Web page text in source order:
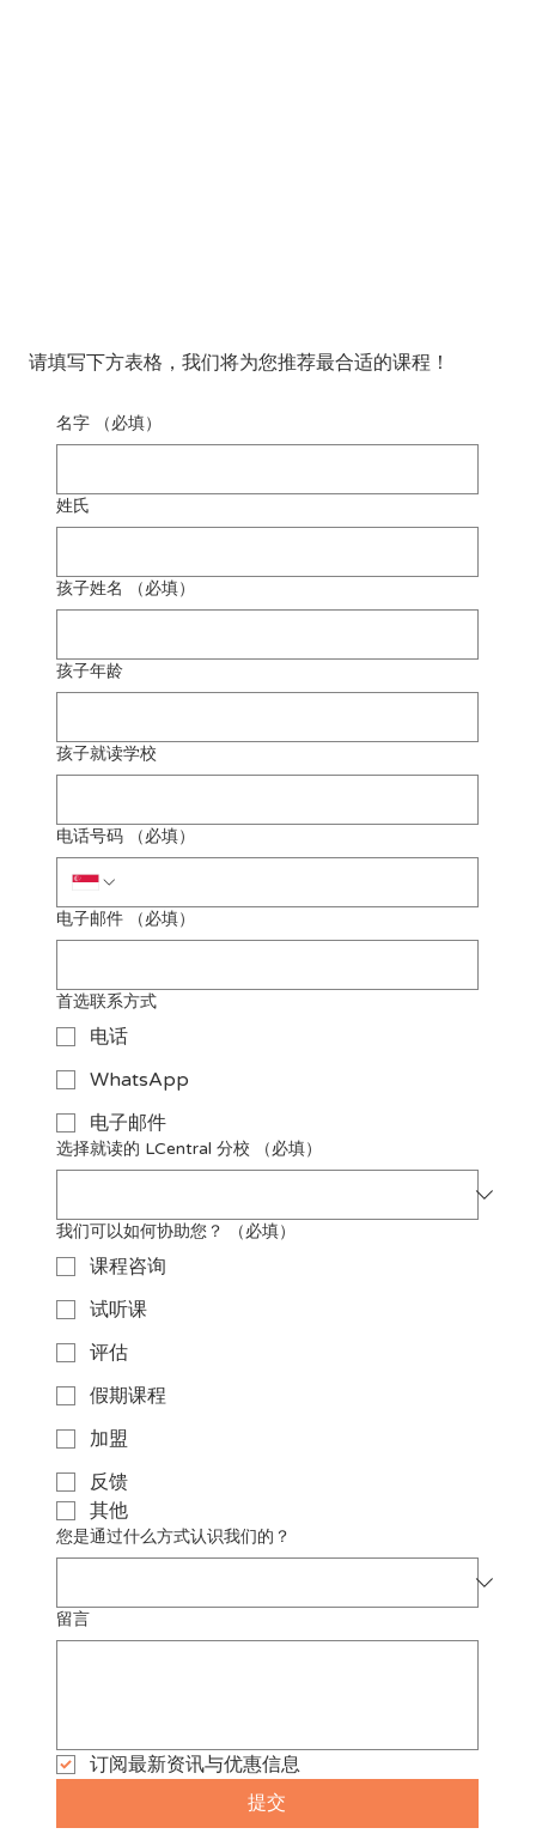
请填写下方表格，我们将为您推荐最合适的课程！
名字 （必填）
姓氏
孩子姓名 （必填）
孩子年龄
孩子就读学校
电话号码 （必填）
电子邮件 （必填）
首选联系方式
电话
WhatsApp
电子邮件
选择就读的 LCentral 分校 （必填）
我们可以如何协助您？ （必填）
课程咨询
试听课
评估
假期课程
加盟
反馈
其他
您是通过什么方式认识我们的？
留言
订阅最新资讯与优惠信息
提交